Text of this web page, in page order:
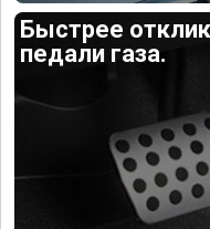
Быстрее
педали газа.